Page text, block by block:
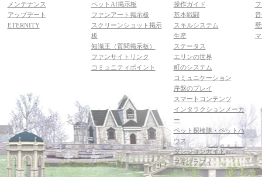
メンテナンス
アップデート
ETERNITY
ペットAI掲示板
ファンアート掲示板
スクリーンショット掲示
板
知識王（質問掲示板）
ファンサイトリンク
コミュニティポイント
操作ガイド
基本戦闘
スキルシステム
生産
ステータス
エリンの世界
町のシステム
コミュニケーション
序盤のプレイ
スマートコンテンツ
インタラクションメーカ
ー
ペット探検隊・ペットハ
ウス
ダンジョンガイド
マギグラフィ